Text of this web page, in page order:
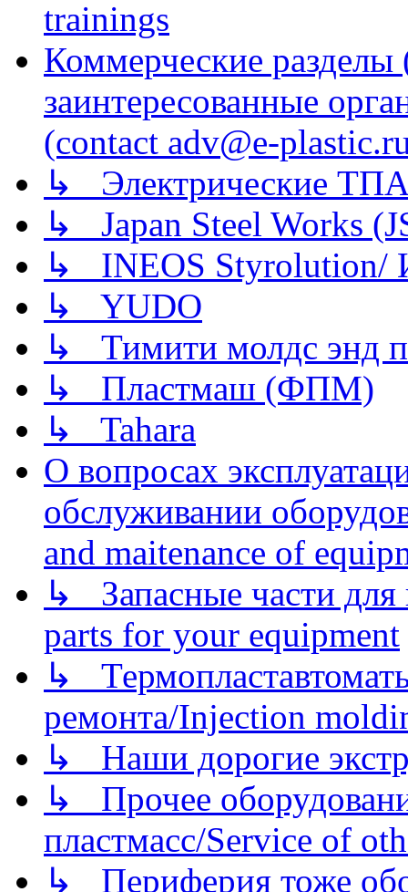
trainings
Коммерческие
заинтересованные
(contact adv@e-
↳ Электрические
↳ Japan Steel Works
↳ INEOS
↳ YUDO
↳ Тимити молдс энд
↳ Пластмаш (ФПМ)
↳ Tahara
О вопросах
обслуживании
and maitenance of
↳ Запасные части для
parts for your equipment
↳
ремонта/Injection
↳ Наши дорогие
↳ Прочее
пластмасс/Service of
↳ Периферия тоже